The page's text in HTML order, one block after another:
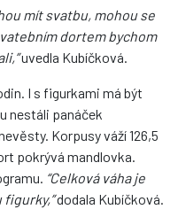
mít svatbu, mohou se
dortem bychom
uvedla Kubíčková.
I s figurkami má být
nestáli panáček
Korpusy váží 126,5
pokrývá mandlovka.
“Celková váha je
dodala Kubíčková.